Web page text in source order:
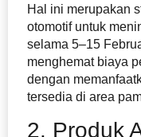
Hal ini merupakan
otomotif untuk
selama 5–15
menghemat biaya
dengan
tersedia di area
2. Produk